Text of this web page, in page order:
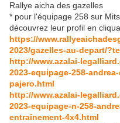
Rallye aicha des gazelles
* pour l'équipage 258 sur
découvrez leur profil en
https://
2023/gazelles-au-depart/
http://www.azalai-
2023-equipage-258-
pajero.html
http://www.azalai-
2023-equipage-n-258-
entrainement-4x4.html